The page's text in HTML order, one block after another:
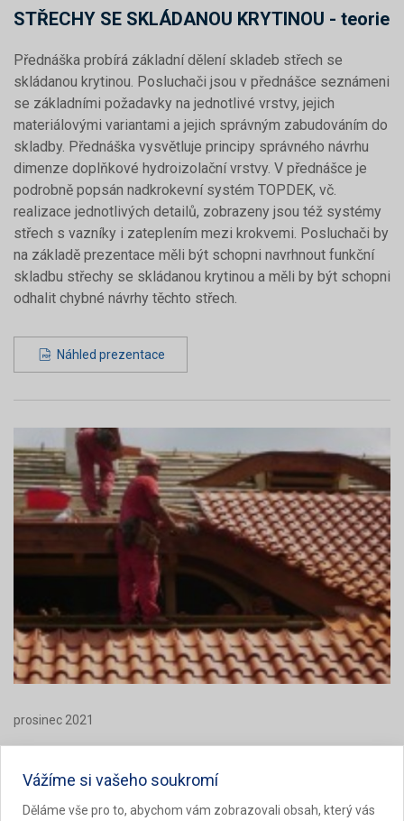
STŘECHY SE SKLÁDANOU KRYTINOU - teorie
Přednáška probírá základní dělení skladeb střech se
skládanou krytinou. Posluchači jsou v přednášce seznámeni
se základními požadavky na jednotlivé vrstvy, jejich
materiálovými variantami a jejich správným zabudováním do
skladby. Přednáška vysvětluje principy správného návrhu
dimenze doplňkové hydroizolační vrstvy. V přednášce je
podrobně popsán nadkrokevní systém TOPDEK, vč.
realizace jednotlivých detailů, zobrazeny jsou též systémy
střech s vazníky i zateplením mezi krokvemi. Posluchači by
na základě prezentace měli být schopni navrhnout funkční
skladbu střechy se skládanou krytinou a měli by být schopni
odhalit chybné návrhy těchto střech.
Náhled prezentace
prosinec 2021
STŘECHY SE SKLÁDANOU KRYTINOU -
praktické ukázky
Vážíme si vašeho soukromí
Děláme vše pro to, abychom vám zobrazovali obsah, který vás